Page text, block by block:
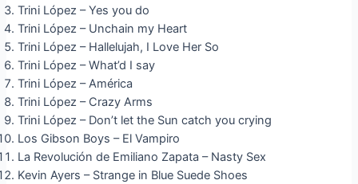
Trini López – Yes you do
Trini López – Unchain my Heart
Trini López – Hallelujah, I Love Her So
Trini López – What’d I say
Trini López – América
Trini López – Crazy Arms
Trini López – Don’t let the Sun catch you crying
Los Gibson Boys – El Vampiro
La Revolución de Emiliano Zapata – Nasty Sex
Kevin Ayers – Strange in Blue Suede Shoes